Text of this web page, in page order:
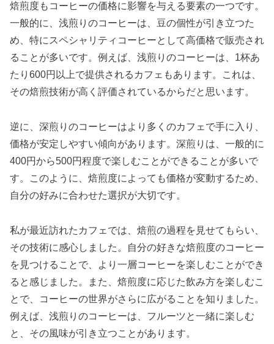
焙煎度もコーヒーの価格に影響を与える要素の一つです。
一般的に、浅煎りのコーヒーは、豆の個性が引き立つた
め、特にスペシャリティコーヒーとして高価格で販売され
ることが多いです。例えば、浅煎りのコーヒーは、1杯あ
たり600円以上で提供されるカフェもあります。これは、
その焙煎技術が高く評価されているからだと思います。
逆に、深煎りのコーヒーはより多くのカフェで手に入り、
価格が安定しやすい傾向があります。深煎りは、一般的に
400円から500円程度で楽しむことができることが多いで
す。このように、焙煎度によっても価格が変動するため、
自分の好みに合わせた選択が大切です。
私が最近訪れたカフェでは、焙煎の過程を見せてもらい、
その技術に感心しました。自分の好きな焙煎度のコーヒー
を見つけることで、より一層コーヒーを楽しむことができ
ると感じました。また、焙煎度に応じた飲み方を楽しむこ
とで、コーヒーの世界がさらに広がることを知りました。
例えば、浅煎りのコーヒーは、フルーツと一緒に楽しむ
と、その風味が引き立つことがあります。